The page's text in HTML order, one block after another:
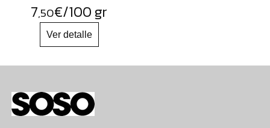
7,50€/100 gr